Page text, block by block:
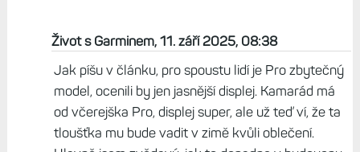
displejem jako má verze PRO .Rozumné by bylo u F9
parametry ať si každý vybere jestli chce 14 nebo
16mm tlusté pouzdro . Já jen doufám že se z toho
PRO mastodonta nestane u Fenixu standard …. A to
mne osobně opravdu velké a masivní hodinky nedělají